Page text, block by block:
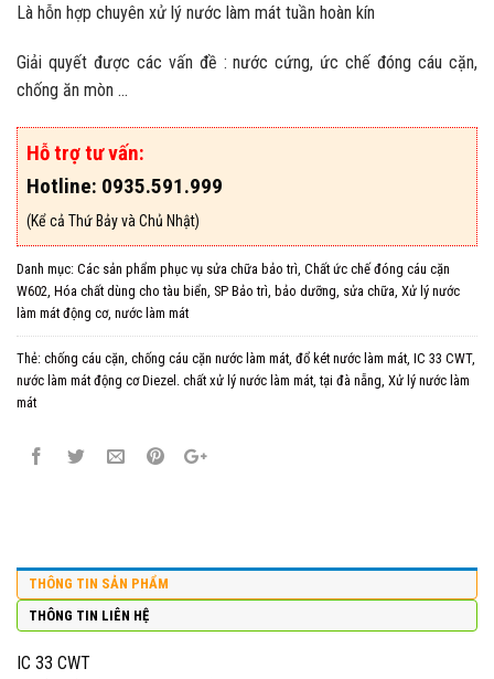
Là hỗn hợp chuyên xử lý nước làm mát tuần hoàn kín
Giải quyết được các vấn đề : nước cứng, ức chế đóng cáu cặn,
chống ăn mòn …
Hỗ trợ tư vấn:
Hotline: 0935.591.999
(Kể cả Thứ Bảy và Chủ Nhật)
Danh mục: Các sản phẩm phục vụ sửa chữa bảo trì, Chất ức chế đóng cáu cặn
W602, Hóa chất dùng cho tàu biển, SP Bảo trì, bảo dưỡng, sửa chữa, Xử lý nước
làm mát động cơ, nước làm mát
Thẻ: chống cáu cặn, chống cáu cặn nước làm mát, đổ két nước làm mát, IC 33 CWT,
nước làm mát động cơ Diezel. chất xử lý nước làm mát,tại đà nẵng, Xử lý nước làm
mát
THÔNG TIN SẢN PHẨM
THÔNG TIN LIÊN HỆ
IC 33 CWT